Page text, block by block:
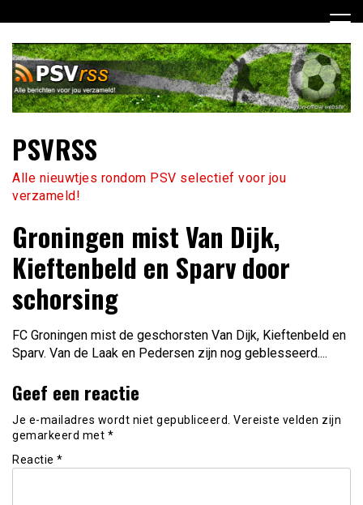
naar
inhoud
PSVRSS
Alle nieuwtjes rondom PSV selectief voor jou
verzameld!
Groningen mist Van Dijk,
Kieftenbeld en Sparv door
schorsing
FC Groningen mist de geschorsten Van Dijk, Kieftenbeld en
Sparv. Van de Laak en Pedersen zijn nog geblesseerd....
Geef een reactie
Je e-mailadres wordt niet gepubliceerd. Vereiste velden zijn
gemarkeerd met *
Reactie *